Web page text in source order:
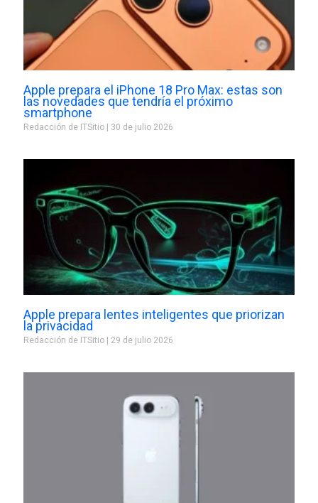
Apple prepara el iPhone 18 Pro Max: estas son
las novedades que tendría el próximo
smartphone
Redacción de ITSitio 30 de julio 2026
Apple prepara lentes inteligentes que priorizan
la privacidad
Redacción de ITSitio 29 de julio 2026